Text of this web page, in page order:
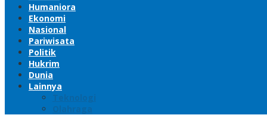
Humaniora
Ekonomi
Nasional
Pariwisata
Politik
Hukrim
Dunia
Lainnya
Teknologi
Olahraga